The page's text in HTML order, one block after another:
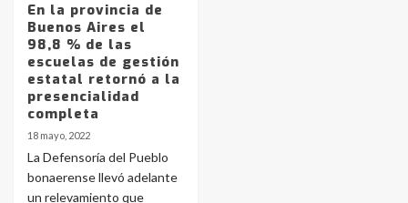
En la provincia de
Buenos Aires el
98,8 % de las
escuelas de gestión
estatal retornó a la
presencialidad
completa
18 mayo, 2022
La Defensoría del Pueblo
bonaerense llevó adelante
un relevamiento que
4
joven de Trenque Lauquen
5
Los precios de los combustibles en
La Bolsa de Cereales de Bahía